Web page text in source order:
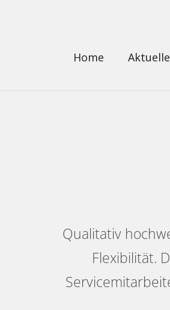
Home
Qualitativ
Flexibilität.